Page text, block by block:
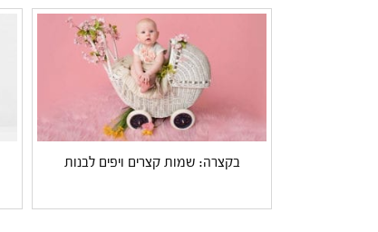
בקצרה: שמות קצרים ויפים לבנות